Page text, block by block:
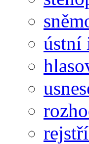
ústní